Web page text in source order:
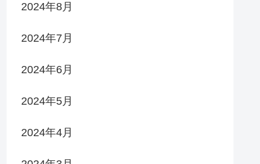
2024年8月
2024年7月
2024年6月
2024年5月
2024年4月